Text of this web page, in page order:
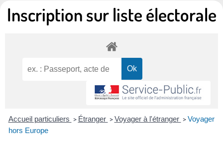
Inscription sur liste électorale
Accueil particuliers > Étranger > Voyager à l'étranger > Voyager
hors Europe